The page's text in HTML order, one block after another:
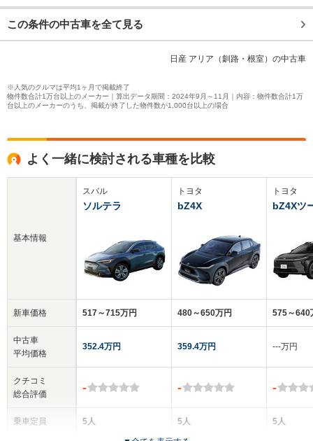
この条件の中古車を全て見る
日産 アリア（釧路・根室）の中古車
※人気のクルマは平均1ヶ月で掲載終了
物件数合計1万台以上のメーカー｜算出データ期間：2024年9月～11月｜内容：物件数合計1万
台以上のメーカーのうち、掲載が終了した物件数が1,000台以上の場合
よく一緒に検討される車種を比較
基本情報
新車価格
中古車
平均価格
クチコミ
総合評価
乗車定員
スバル
ソルテラ
517～715万円
352.4万円
-
5人
トヨタ
bZ4X
480～650万円
359.4万円
-
5人
トヨタ
bZ4Xツ
575～640
‐‐‐万円
-
5人